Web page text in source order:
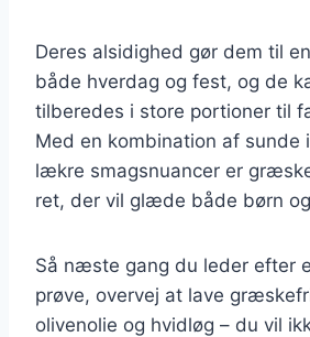
Deres alsidighed gør dem til
både hverdag og fest, og de
tilberedes i store portioner til
Med en kombination af sunde
lækre smagsnuancer er
ret, der vil glæde både børn
Så næste gang du leder efter
prøve, overvej at lave
olivenolie og hvidløg – du vil